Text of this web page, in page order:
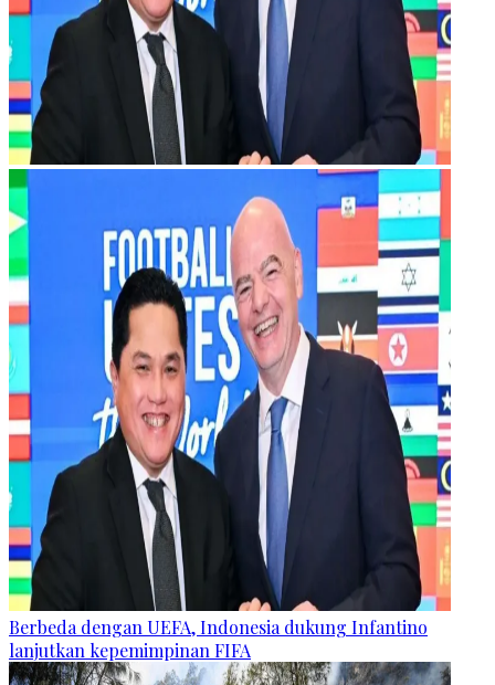
Berbeda dengan UEFA, Indonesia dukung Infantino
lanjutkan kepemimpinan FIFA